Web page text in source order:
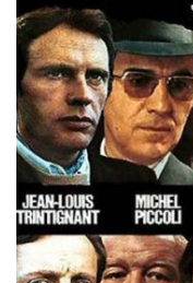
Romantische komedie
Thriller